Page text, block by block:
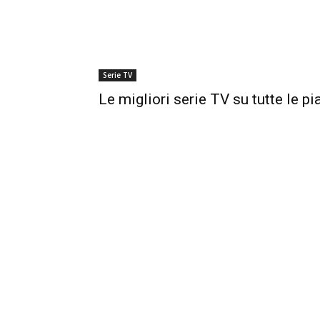
Serie TV
Le migliori serie TV su tutte le